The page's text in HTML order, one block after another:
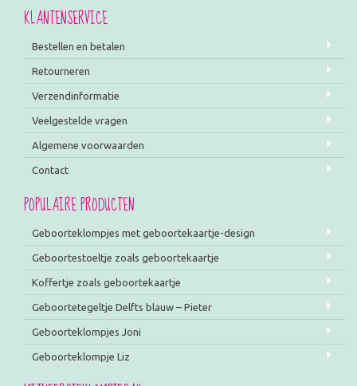
KLANTENSERVICE
Bestellen en betalen
Retourneren
Verzendinformatie
Veelgestelde vragen
Algemene voorwaarden
Contact
POPULAIRE PRODUCTEN
Geboorteklompjes met geboortekaartje-design
Geboortestoeltje zoals geboortekaartje
Koffertje zoals geboortekaartje
Geboortetegeltje Delfts blauw – Pieter
Geboorteklompjes Joni
Geboorteklompje Liz